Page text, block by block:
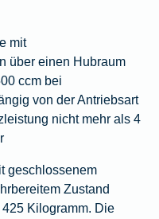
mit
über einen Hubraum
ccm bei
von der Antriebsart
nicht mehr als 4
geschlossenem
Zustand
Kilogramm. Die